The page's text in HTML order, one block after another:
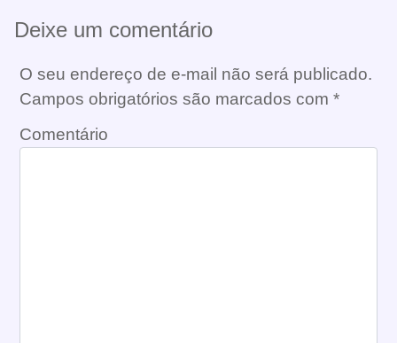
Deixe um comentário
O seu endereço de e-mail não será publicado.
Campos obrigatórios são marcados com *
Comentário